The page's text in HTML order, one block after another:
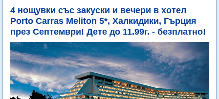
4 нощувки със закуски и вечери в хотел
Porto Carras Meliton 5*, Халкидики, Гърция
през Септември! Дете до 11.99г. - безплатно!